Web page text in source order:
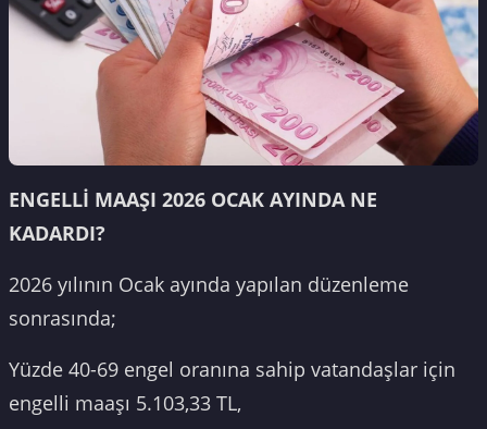
ENGELLİ MAAŞI 2026 OCAK AYINDA NE
KADARDI?
2026 yılının Ocak ayında yapılan düzenleme
sonrasında;
Yüzde 40-69 engel oranına sahip vatandaşlar için
engelli maaşı 5.103,33 TL,